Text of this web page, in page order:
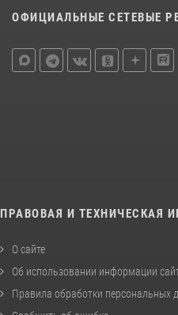
ОФИЦИАЛЬНЫЕ СЕТЕВЫЕ
ПРАВОВАЯ И ТЕХНИЧЕСКАЯ
О сайте
Об использовании информации
Правила обработки персональных